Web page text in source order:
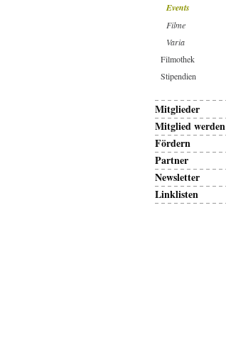
Events
Filme
Varia
Filmothek
Stipendien
Mitglieder
Mitglied werden
Fördern
Partner
Newsletter
Linklisten